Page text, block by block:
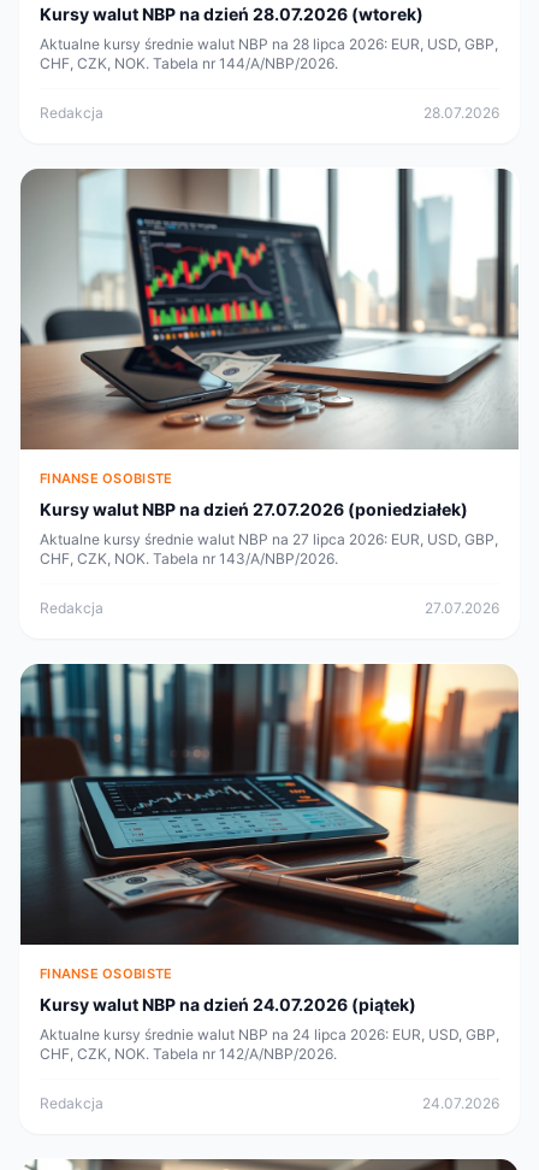
Kursy walut NBP na dzień 28.07.2026 (wtorek)
Aktualne kursy średnie walut NBP na 28 lipca 2026: EUR, USD, GBP,
CHF, CZK, NOK. Tabela nr 144/A/NBP/2026.
Redakcja 28.07.2026
FINANSE OSOBISTE
Kursy walut NBP na dzień 27.07.2026 (poniedziałek)
Aktualne kursy średnie walut NBP na 27 lipca 2026: EUR, USD, GBP,
CHF, CZK, NOK. Tabela nr 143/A/NBP/2026.
Redakcja 27.07.2026
FINANSE OSOBISTE
Kursy walut NBP na dzień 24.07.2026 (piątek)
Aktualne kursy średnie walut NBP na 24 lipca 2026: EUR, USD, GBP,
CHF, CZK, NOK. Tabela nr 142/A/NBP/2026.
Redakcja 24.07.2026